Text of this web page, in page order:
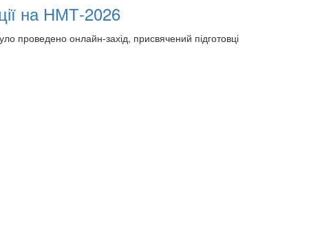
на НМТ-2026
проведено онлайн-захід, присвячений підготовці